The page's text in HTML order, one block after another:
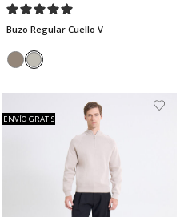
Buzo Regular Cuello V
ENVÍO GRATIS